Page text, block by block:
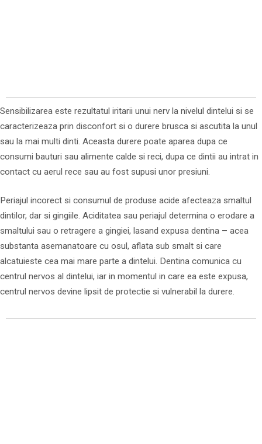
Sensibilizarea este rezultatul iritarii unui nerv la nivelul dintelui si se
caracterizeaza prin disconfort si o durere brusca si ascutita la unul
sau la mai multi dinti. Aceasta durere poate aparea dupa ce
consumi bauturi sau alimente calde si reci, dupa ce dintii au intrat in
contact cu aerul rece sau au fost supusi unor presiuni.
Periajul incorect si consumul de produse acide afecteaza smaltul
dintilor, dar si gingiile. Aciditatea sau periajul determina o erodare a
smaltului sau o retragere a gingiei, lasand expusa dentina – acea
substanta asemanatoare cu osul, aflata sub smalt si care
alcatuieste cea mai mare parte a dintelui. Dentina comunica cu
centrul nervos al dintelui, iar in momentul in care ea este expusa,
centrul nervos devine lipsit de protectie si vulnerabil la durere.